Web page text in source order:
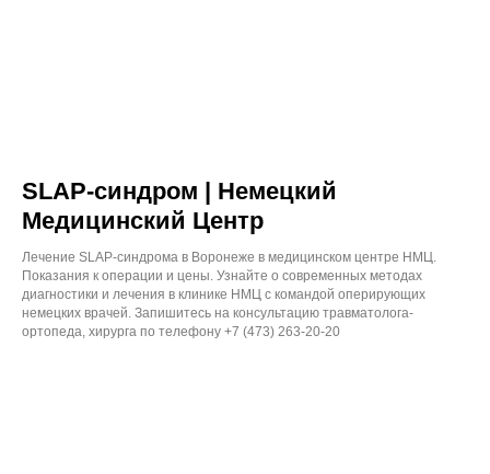
SLAP-синдром | Немецкий
Медицинский Центр
Лечение SLAP-синдрома в Воронеже в медицинском центре НМЦ.
Показания к операции и цены. Узнайте о современных методах
диагностики и лечения в клинике НМЦ с командой оперирующих
немецких врачей. Запишитесь на консультацию травматолога-
ортопеда, хирурга по телефону +7 (473) 263-20-20